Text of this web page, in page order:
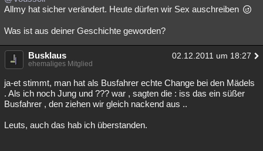
Allmy hat sicher verändert. Heute dürfen wir Sex auschreiben
Was ist aus deiner Geschichte geworden?
Busklaus 02.12.2011 um 18:27
ehemaliges Mitglied
ja-et stimmt, man hat als Busfahrer echte Change bei den Mädels
. Als ich noch Jung und ??? war , sagten die : iss das ein süßer
Busfahrer , den ziehen wir gleich nackend aus ..
Leuts, auch das hab ich überstanden.